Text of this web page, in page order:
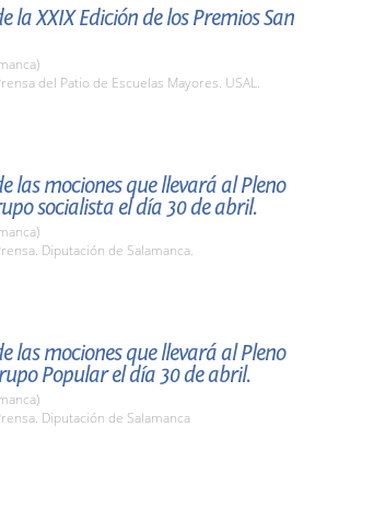
la XXIX Edición de los Premios San
del Patio de Escuelas Mayores. USAL.
las mociones que llevará al Pleno
socialista el día 30 de abril.
Diputación de Salamanca.
las mociones que llevará al Pleno
Popular el día 30 de abril.
Diputación de Salamanca